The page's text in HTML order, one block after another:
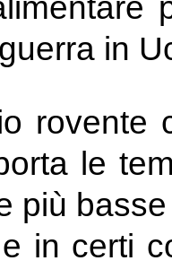
in
rovente
le
più
e in certi